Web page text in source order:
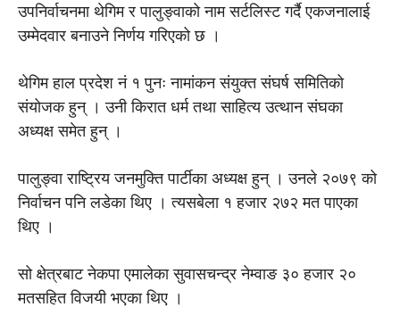
उपनिर्वाचनमा थेगिम र पालुङ्वाको नाम सर्टलिस्ट गर्दै एकजनालाई
उम्मेदवार बनाउने निर्णय गरिएको छ ।
थेगिम हाल प्रदेश नं १ पुनः नामांकन संयुक्त संघर्ष समितिको
संयोजक हुन् । उनी किरात धर्म तथा साहित्य उत्थान संघका
अध्यक्ष समेत हुन् ।
पालुङ्वा राष्ट्रिय जनमुक्ति पार्टीका अध्यक्ष हुन् । उनले २०७९ को
निर्वाचन पनि लडेका थिए । त्यसबेला १ हजार २७२ मत पाएका
थिए ।
सो क्षेत्रबाट नेकपा एमालेका सुवासचन्द्र नेम्वाङ ३० हजार २०
मतसहित विजयी भएका थिए ।